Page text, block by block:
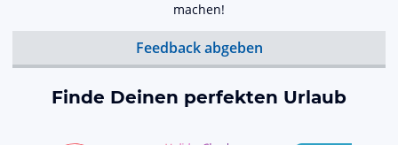
machen!
Feedback abgeben
Finde Deinen perfekten Urlaub